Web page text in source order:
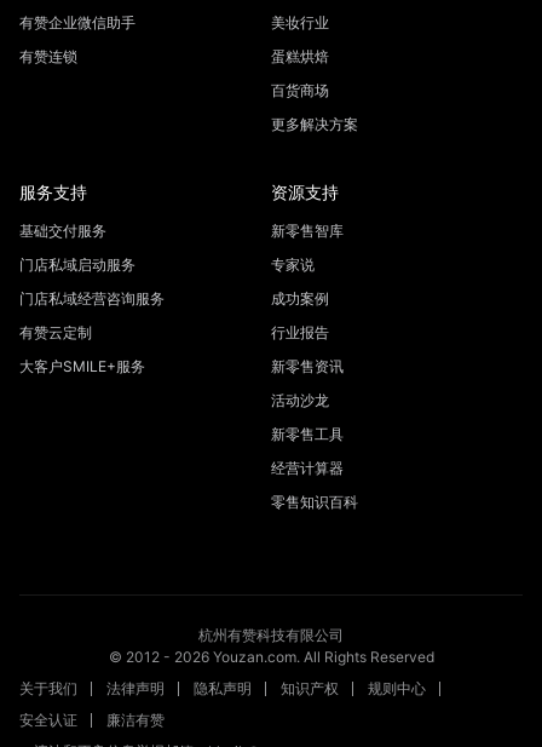
有赞企业微信助手
有赞连锁
美妆行业
蛋糕烘焙
百货商场
更多解决方案
服务支持
基础交付服务
门店私域启动服务
门店私域经营咨询服务
有赞云定制
大客户SMILE+服务
资源支持
新零售智库
专家说
成功案例
行业报告
新零售资讯
活动沙龙
新零售工具
经营计算器
零售知识百科
杭州有赞科技有限公司
© 2012 - 2026Youzan.com. All Rights Reserved
关于我们
法律声明 隐私声明 知识产权
规则中心
安全认证
廉洁有赞